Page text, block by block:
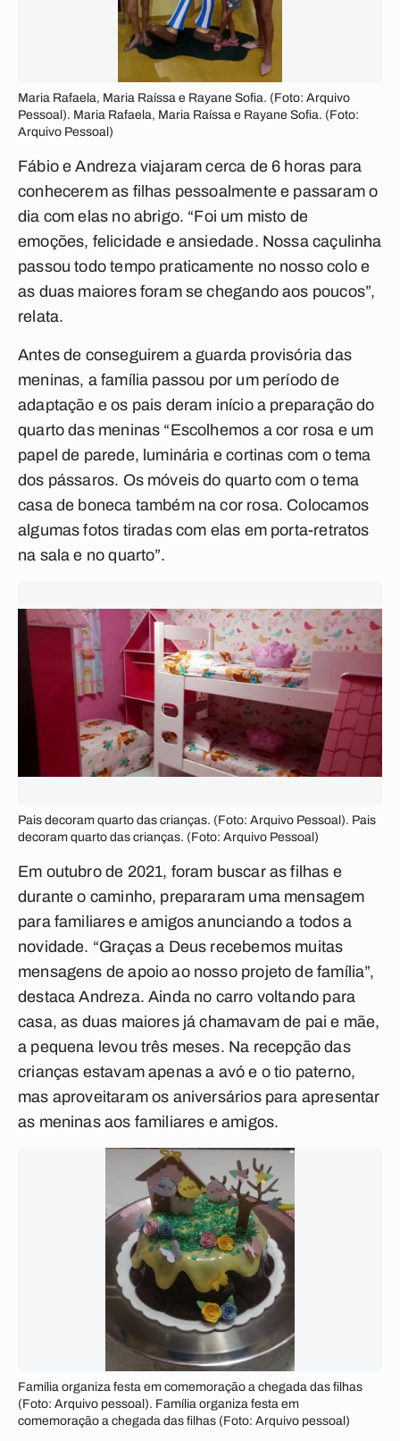
Maria Rafaela, Maria Raíssa e Rayane Sofia. (Foto: Arquivo
Pessoal). Maria Rafaela, Maria Raíssa e Rayane Sofia. (Foto:
Arquivo Pessoal)
Fábio e Andreza viajaram cerca de 6 horas para
conhecerem as filhas pessoalmente e passaram o
dia com elas no abrigo. “Foi um misto de
emoções, felicidade e ansiedade. Nossa caçulinha
passou todo tempo praticamente no nosso colo e
as duas maiores foram se chegando aos poucos”,
relata.
Antes de conseguirem a guarda provisória das
meninas, a família passou por um período de
adaptação e os pais deram início a preparação do
quarto das meninas “Escolhemos a cor rosa e um
papel de parede, luminária e cortinas com o tema
dos pássaros. Os móveis do quarto com o tema
casa de boneca também na cor rosa. Colocamos
algumas fotos tiradas com elas em porta-retratos
na sala e no quarto”.
Pais decoram quarto das crianças. (Foto: Arquivo Pessoal). Pais
decoram quarto das crianças. (Foto: Arquivo Pessoal)
Em outubro de 2021, foram buscar as filhas e
durante o caminho, prepararam uma mensagem
para familiares e amigos anunciando a todos a
novidade. “Graças a Deus recebemos muitas
mensagens de apoio ao nosso projeto de família”,
destaca Andreza. Ainda no carro voltando para
casa, as duas maiores já chamavam de pai e mãe,
a pequena levou três meses. Na recepção das
crianças estavam apenas a avó e o tio paterno,
mas aproveitaram os aniversários para apresentar
as meninas aos familiares e amigos.
Família organiza festa em comemoração a chegada das filhas
(Foto: Arquivo pessoal). Família organiza festa em
comemoração a chegada das filhas (Foto: Arquivo pessoal)